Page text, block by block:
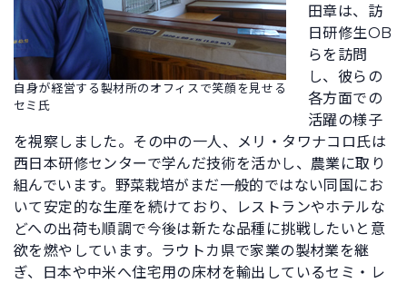
自身が経営する製材所のオフィスで笑顔を見せる
セミ氏
田章は、訪
日研修生OB
らを訪問
し、彼らの
各方面での
活躍の様子
を視察しました。その中の一人、メリ・タワナコロ氏は
西日本研修センターで学んだ技術を活かし、農業に取り
組んでいます。野菜栽培がまだ一般的ではない同国にお
いて安定的な生産を続けており、レストランやホテルな
どへの出荷も順調で今後は新たな品種に挑戦したいと意
欲を燃やしています。ラウトカ県で家業の製材業を継
ぎ、日本や中米へ住宅用の床材を輸出しているセミ・レ